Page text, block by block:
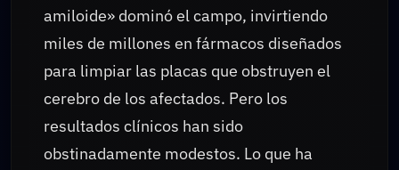
amiloide» dominó el campo, invirtiendo
miles de millones en fármacos diseñados
para limpiar las placas que obstruyen el
cerebro de los afectados. Pero los
resultados clínicos han sido
obstinadamente modestos. Lo que ha